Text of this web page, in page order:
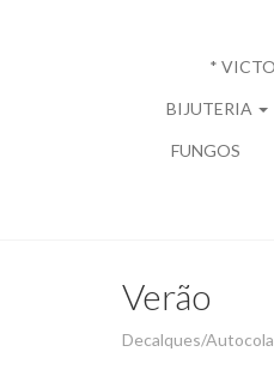
*
BIJUTERIA
FUNGOS
Verão
Decalques/